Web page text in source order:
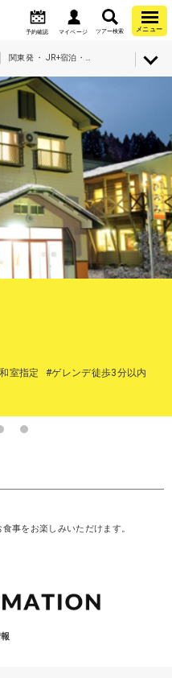
予約確認 マイページ ツアー検索 メニュー
室指定
#ゲレンデ徒歩3分以内
事をお楽しみいただけます。